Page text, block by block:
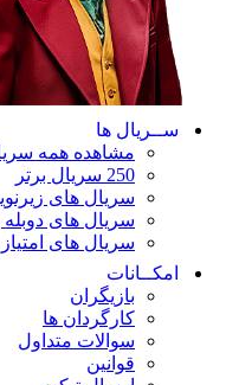
ها
مشاهده همه سریال ها
سریال های زیرنویس فارسی
سریال های دوبله پارسی
سریال های امتیاز بالا
کارگردان ها
سوالات متداول